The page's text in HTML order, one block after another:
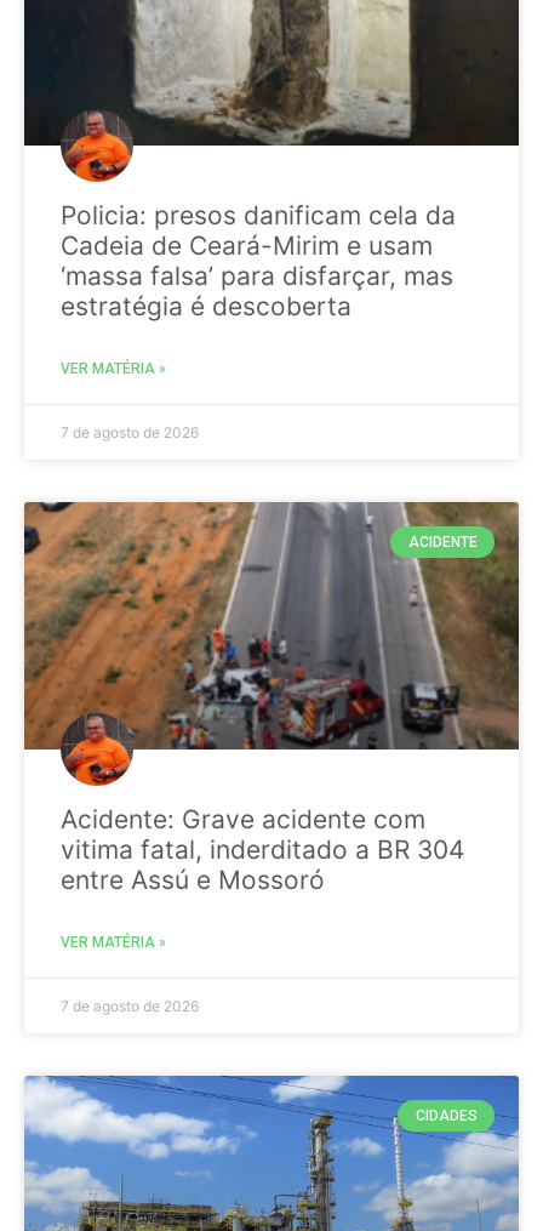
Policia: presos danificam cela da
Cadeia de Ceará-Mirim e usam
‘massa falsa’ para disfarçar, mas
estratégia é descoberta
VER MATÉRIA »
7 de agosto de 2026
ACIDENTE
Acidente: Grave acidente com
vitima fatal, inderditado a BR 304
entre Assú e Mossoró
VER MATÉRIA »
7 de agosto de 2026
CIDADES